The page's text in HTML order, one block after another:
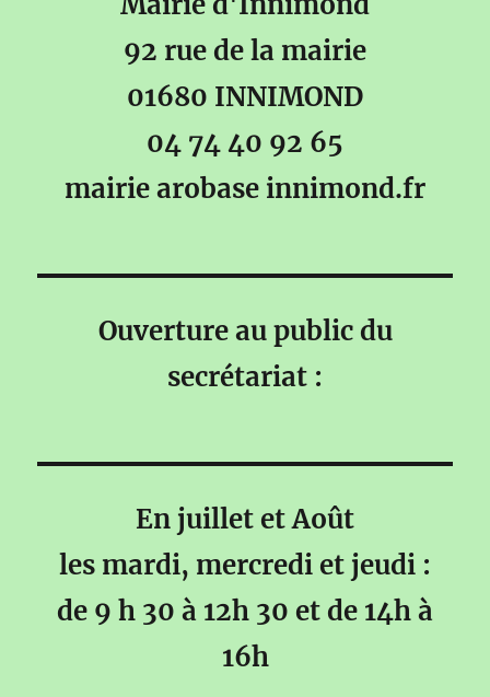
92 rue de la mairie
01680 INNIMOND
04 74 40 92 65
mairie arobase innimond.fr
Ouverture au public du
secrétariat :
En juillet et Août
les mardi, mercredi et jeudi :
de 9 h 30 à 12h 30 et de 14h à
16h